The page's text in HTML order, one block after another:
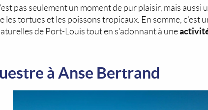
pas seulement un moment de pur plaisir, mais aussi
les tortues et les poissons tropicaux. En somme, c'est
de Port-Louis tout en s'adonnant à une
à Anse Bertrand